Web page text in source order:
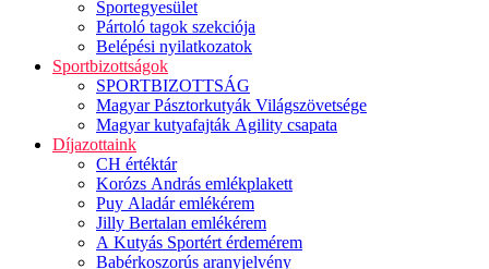
Sportegyesület
Pártoló tagok szekciója
Belépési nyilatkozatok
Sportbizottságok
SPORTBIZOTTSÁG
Magyar Pásztorkutyák Világszövetsége
Magyar kutyafajták Agility csapata
Díjazottaink
CH értéktár
Korózs András emlékplakett
Puy Aladár emlékérem
Jilly Bertalan emlékérem
A Kutyás Sportért érdemérem
Babérkoszorús aranyjelvény